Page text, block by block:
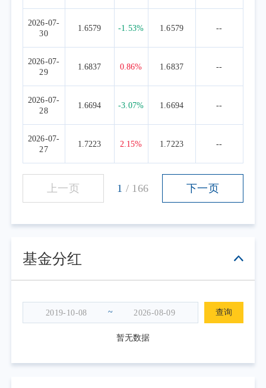
2026-07-
30
1.6579 -1.53% 1.6579 --
2026-07-
29
1.6837 0.86% 1.6837 --
2026-07-
28
1.6694 -3.07% 1.6694 --
2026-07-
27
1.7223 2.15% 1.7223 --
上一页 1 / 166 下一页
基金分红
~ 查询
暂无数据